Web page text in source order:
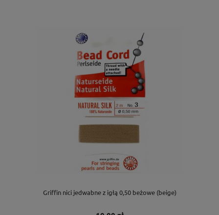
Griffin nici jedwabne z igłą 0,50 beżowe (beige)